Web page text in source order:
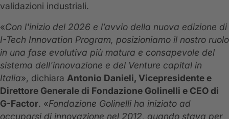
validazioni industriali.
«Con l'inizio del 2026 e l’avvio della nuova edizione di
I-Tech Innovation Program, posizioniamo il nostro ruolo
in una fase evolutiva più matura e consapevole del
sistema dell'innovazione e del Venture capital in
Italia», dichiara Antonio Danieli, Vicepresidente e
Direttore Generale di Fondazione Golinelli e CEO di
G-Factor. «Fondazione Golinelli ha iniziato ad
occuparsi di innovazione nel 2012, quando stava per